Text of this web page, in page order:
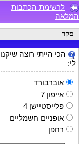
לרשימת הכתבות
המלאה
סקר
הכי הייתי רוצה שיקנו
לי:
אוברבורד
אייפון 7
פלייסטיישן 4
אופניים חשמליים
רחפן